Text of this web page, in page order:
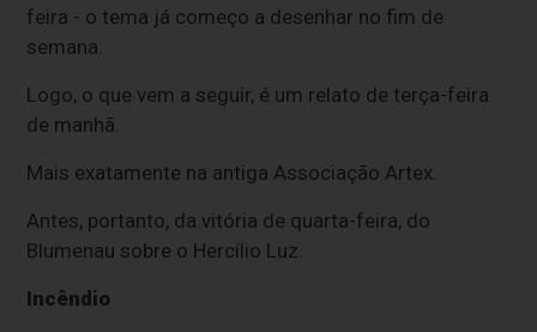
feira - o tema já começo a desenhar no fim de
semana.
Logo, o que vem a seguir, é um relato de terça-feira
de manhã.
Mais exatamente na antiga Associação Artex.
Antes, portanto, da vitória de quarta-feira, do
Blumenau sobre o Hercílio Luz.
Incêndio